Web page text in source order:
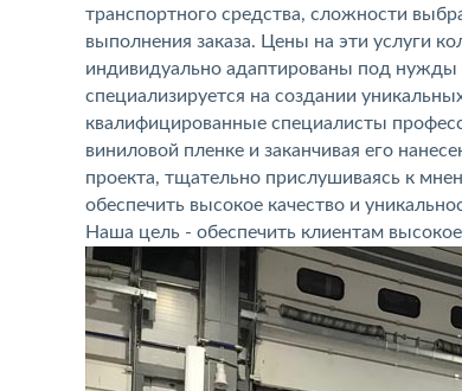
транспортного средства, сложности
выполнения заказа. Цены на эти услуги
индивидуально адаптированы под нужды
специализируется на создании
квалифицированные специалисты
виниловой пленке и заканчивая его
проекта, тщательно прислушиваясь к
обеспечить высокое качество и
Наша цель - обеспечить клиентам